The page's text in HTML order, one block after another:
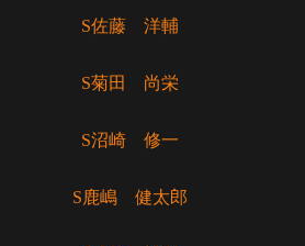
S佐藤 洋輔
S菊田 尚栄
S沼崎 修一
S鹿嶋 健太郎